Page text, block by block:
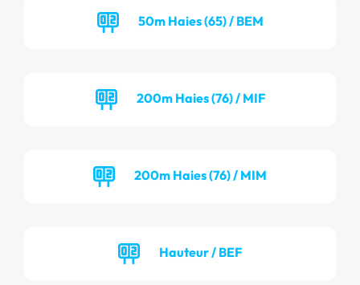
50m Haies (65) / BEM
200m Haies (76) / MIF
200m Haies (76) / MIM
Hauteur / BEF